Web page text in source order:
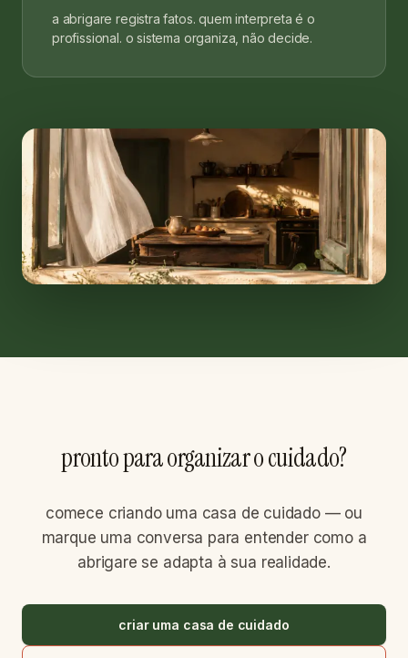
a abrigare registra fatos. quem interpreta é o
profissional. o sistema organiza, não decide.
pronto para organizar o cuidado?
comece criando uma casa de cuidado — ou
marque uma conversa para entender como a
abrigare se adapta à sua realidade.
criar uma casa de cuidado